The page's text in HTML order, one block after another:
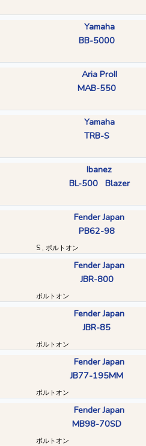
Yamaha
BB-5000
Aria ProII
MAB-550
Yamaha
TRB-S
Ibanez
BL-500 Blazer
Fender Japan
PB62-98
S , ボルトオン
Fender Japan
JBR-800
ボルトオン
Fender Japan
JBR-85
ボルトオン
Fender Japan
JB77-195MM
ボルトオン
Fender Japan
MB98-70SD
ボルトオン